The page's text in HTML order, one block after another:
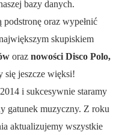
bazy danych.
oraz wypełnić
skupiskiem
oraz nowości Disco Polo,
się jeszcze więksi!
i sukcesywnie staramy
gatunek muzyczny. Z roku
aktualizujemy wszystkie